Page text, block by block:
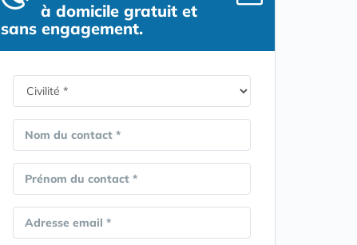
à domicile gratuit et
sans engagement.
Nom du contact *
Prénom du contact *
Adresse email *